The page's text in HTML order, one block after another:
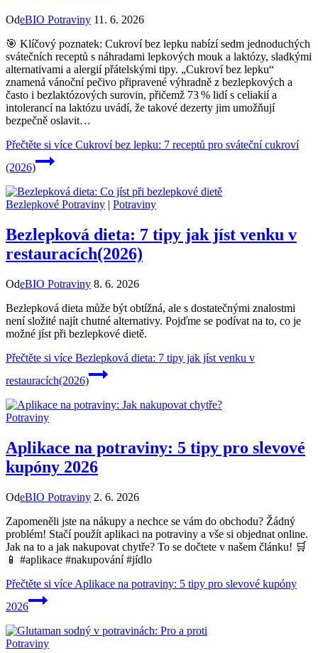
OdeBIO Potraviny 11. 6. 2026
🎯 Klíčový poznatek: Cukroví bez lepku nabízí sedm jednoduchých
svátečních receptů s náhradami lepkových mouk a laktózy, sladkými
alternativami a alergií přátelskými tipy. „Cukroví bez lepku“
znamená vánoční pečivo připravené výhradně z bezlepkových a
často i bezlaktózových surovin, přičemž 73 % lidí s celiakií a
intolerancí na laktózu uvádí, že takové dezerty jim umožňují
bezpečně oslavit…
Přečtěte si více Cukroví bez lepku: 7 receptů pro sváteční cukroví
(2026)
Bezlepkové Potraviny | Potraviny
Bezlepková dieta: 7 tipy jak jíst venku v
restauracích(2026)
OdeBIO Potraviny 8. 6. 2026
Bezlepková dieta může být obtížná, ale s dostatečnými znalostmi
není složité najít chutné alternativy. Pojďme se podívat na to, co je
možné jíst při bezlepkové dietě.
Přečtěte si více Bezlepková dieta: 7 tipy jak jíst venku v
restauracích(2026)
Potraviny
Aplikace na potraviny: 5 tipy pro slevové
kupóny 2026
OdeBIO Potraviny 2. 6. 2026
Zapomeněli jste na nákupy a nechce se vám do obchodu? Žádný
problém! Stačí použít aplikaci na potraviny a vše si objednat online.
Jak na to a jak nakupovat chytře? To se dočtete v našem článku! 🛒
📱 #aplikace #nakupování #jídlo
Přečtěte si více Aplikace na potraviny: 5 tipy pro slevové kupóny
2026
Potraviny